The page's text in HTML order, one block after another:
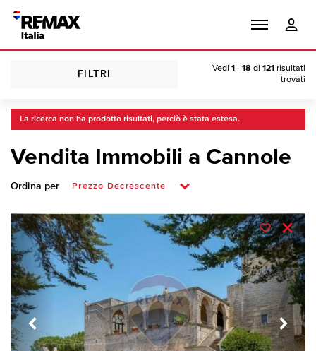
FILTRI
Vedi 1 - 18 di 121 risultati
trovati
La ricerca non ha prodotto risultati, perciò è stata estesa.
Vendita Immobili a Cannole
Ordina per